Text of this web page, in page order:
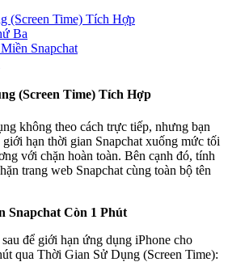
(Screen Time) Tích Hợp
Ba
Snapchat
(Screen Time) Tích Hợp
không theo cách trực tiếp, nhưng bạn
hạn thời gian Snapchat xuống mức tối
với chặn hoàn toàn. Bên cạnh đó, tính
trang web Snapchat cùng toàn bộ tên
Snapchat Còn 1 Phút
để giới hạn ứng dụng iPhone cho
qua Thời Gian Sử Dụng (Screen Time):